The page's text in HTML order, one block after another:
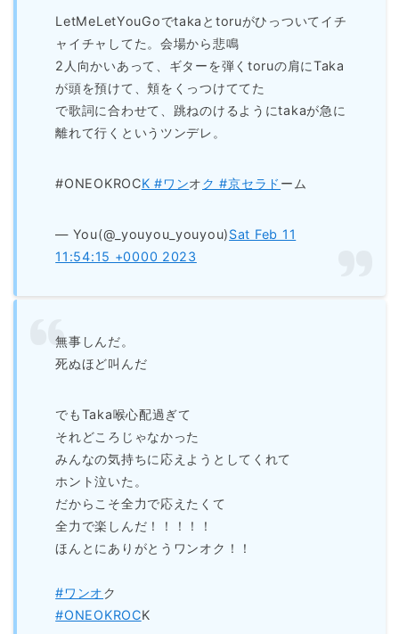
LetMeLetYouGoでtakaとtoruがひっついてイチ
ャイチャしてた。会場から悲鳴
2人向かいあって、ギターを弾くtoruの肩にTaka
が頭を預けて、頬をくっつけててた
で歌詞に合わせて、跳ねのけるようにtakaが急に
離れて行くというツンデレ。
#ONEOKROCK #ワンオク #京セラド ーム
— You(@_youyou_youyou)Sat Feb 11
11:54:15 +0000 2023
無事しんだ。
死ぬほど叫んだ
でもTaka喉心配過ぎて
それどころじゃなかった
みんなの気持ちに応えようとしてくれて
ホント泣いた。
だからこそ全力で応えたくて
全力で楽しんだ！！！！！
ほんとにありがとうワンオク！！
#ワンオク
#ONEOKROCK